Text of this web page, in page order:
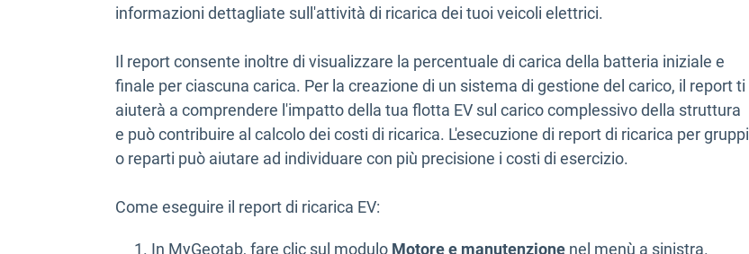
informazioni dettagliate sull'attività di ricarica dei tuoi veicoli elettrici.
Il report consente inoltre di visualizzare la percentuale di carica della batteria iniziale e
finale per ciascuna carica. Per la creazione di un sistema di gestione del carico, il report ti
aiuterà a comprendere l'impatto della tua flotta EV sul carico complessivo della struttura
e può contribuire al calcolo dei costi di ricarica. L'esecuzione di report di ricarica per gruppi
o reparti può aiutare ad individuare con più precisione i costi di esercizio.
Come eseguire il report di ricarica EV:
In MyGeotab, fare clic sul modulo Motore e manutenzione nel menù a sinistra.